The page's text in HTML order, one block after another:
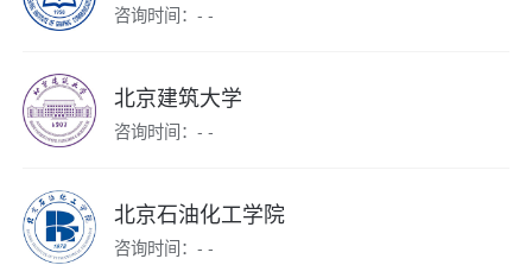
咨询时间：- -
北京建筑大学
咨询时间：- -
北京石油化工学院
咨询时间：- -